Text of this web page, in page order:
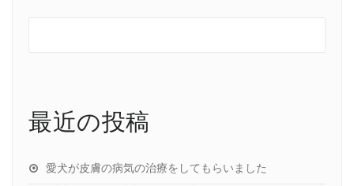
最近の投稿
愛犬が皮膚の病気の治療をしてもらいました